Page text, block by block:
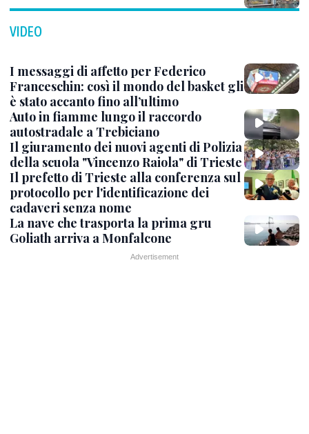
VIDEO
I messaggi di affetto per Federico
Franceschin: così il mondo del basket gli
è stato accanto fino all’ultimo
Auto in fiamme lungo il raccordo
autostradale a Trebiciano
Il giuramento dei nuovi agenti di Polizia
della scuola "Vincenzo Raiola" di Trieste
Il prefetto di Trieste alla conferenza sul
protocollo per l'identificazione dei
cadaveri senza nome
La nave che trasporta la prima gru
Goliath arriva a Monfalcone